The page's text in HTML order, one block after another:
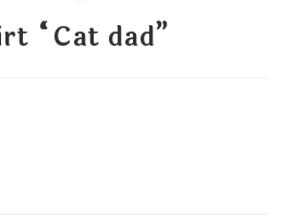
“Cat dad”